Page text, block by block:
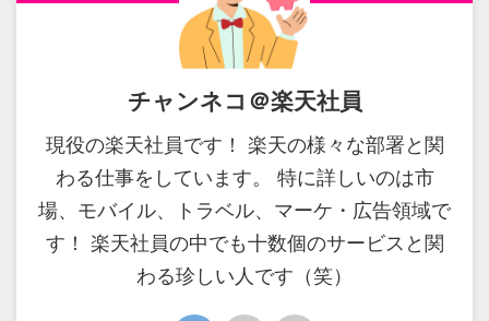
チャンネコ＠楽天社員
現役の楽天社員です！ 楽天の様々な部署と関
わる仕事をしています。 特に詳しいのは市
場、モバイル、トラベル、マーケ・広告領域で
す！ 楽天社員の中でも十数個のサービスと関
わる珍しい人です（笑）